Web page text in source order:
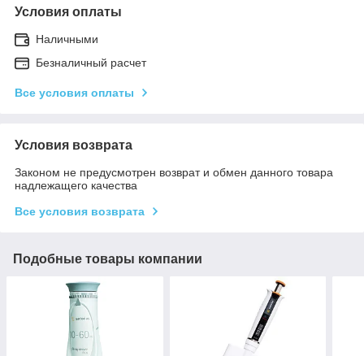
Условия оплаты
Наличными
Безналичный расчет
Все условия оплаты
Условия возврата
Законом не предусмотрен возврат и обмен данного товара
надлежащего качества
Все условия возврата
Подобные товары компании